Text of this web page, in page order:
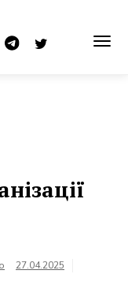
27.04.2025